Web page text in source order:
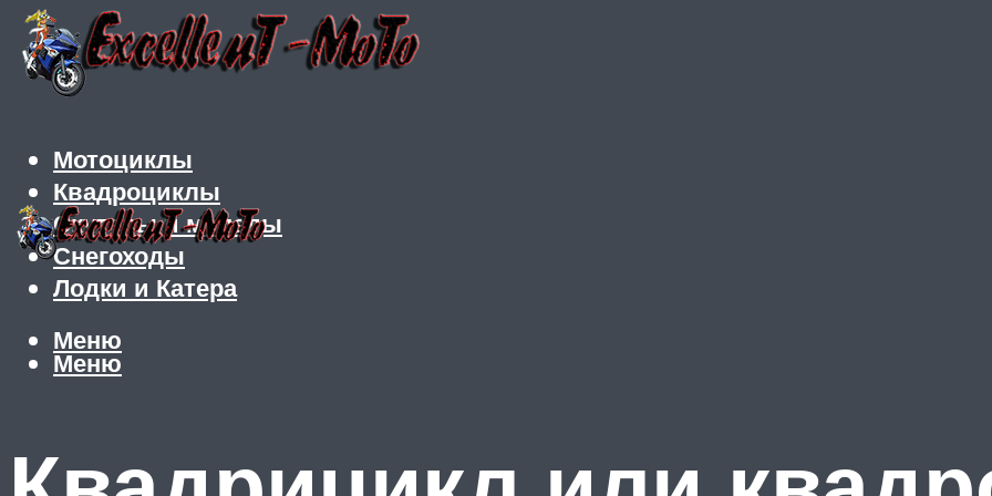
Мотоциклы
Квадроциклы
Скутеры и мопеды
Снегоходы
Лодки и Катера
Меню
Меню